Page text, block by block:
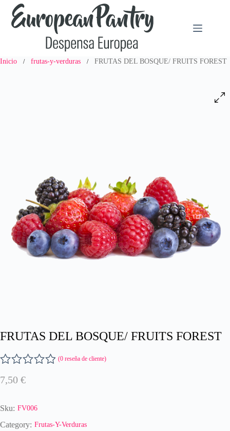
Saltar
contenido
Inicio / frutas-y-verduras / FRUTAS DEL BOSQUE/ FRUITS FOREST
FRUTAS DEL BOSQUE/ FRUITS FOREST
V
a
o
a
(0 reseña de cliente)
7,50 €
Sku: FV006
Category: Frutas-Y-Verduras